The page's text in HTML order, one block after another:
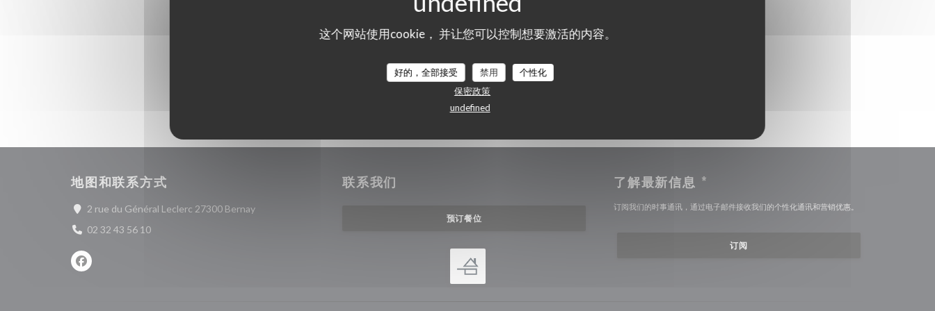
这个网站使用cookie， 并让您可以控制想要激活的内容。
好的，全部接受 禁用
个性化
保密政策
undefined
地图和联系方式
2 rue du Général Leclerc 27300 Bernay((在新窗口中打开))
02 32 43 56 10
Facebook ((在新窗口中打开))
联系我们
预订餐位
了解最新信息 *
订阅我们的时事通讯，通过电子邮件接收我们的个性化通讯和营销优惠。
订阅